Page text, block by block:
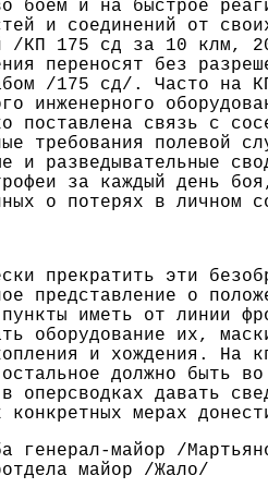
боем и на быстрое
и соединений от
/КП 175 сд за 10 клм,
переносят без
/175 сд/. Часто на
инженерного
поставлена связь с
требования полевой
и разведывательные
за каждый день
о потерях в личном
прекратить эти
представление о
пункты иметь от линии
оборудование их,
и хождения. На
должно быть
в оперсводках давать
конкретных мерах
генерал-майор /
майор /Жало/